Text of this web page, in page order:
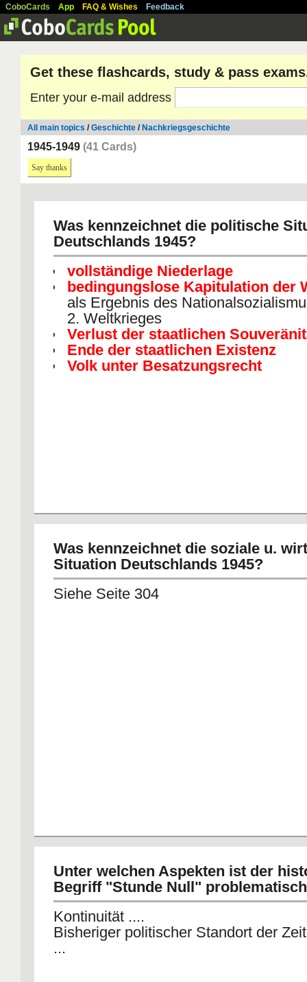
CoboCards App FAQ & Wishes Feedback
Get these flashcards, study & pass
Enter your e-mail address
All main topics /Geschichte / Nachkriegsgeschichte
1945-1949 (41 Cards)
Say thanks
Was kennzeichnet die politische
Deutschlands 1945?
vollständige Niederlage
bedingungslose Kapitulation der
als Ergebnis des
2. Weltkrieges
Verlust der staatlichen
Ende der staatlichen Existenz
Volk unter Besatzungsrecht
Was kennzeichnet die soziale u.
Situation Deutschlands 1945?
Siehe Seite 304
Unter welchen Aspekten ist der
Begriff "Stunde Null"
Kontinuität ....
Bisheriger politischer Standort der
...